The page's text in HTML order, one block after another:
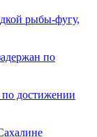
рыбы-фугу,
по
по достижении